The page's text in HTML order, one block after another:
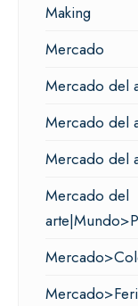
Making
Mercado
Mercado del
Mercado del
Mercado del
Mercado del